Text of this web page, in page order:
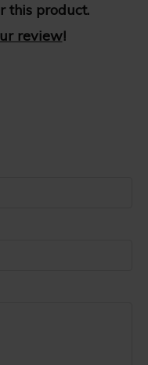
this product.
review!